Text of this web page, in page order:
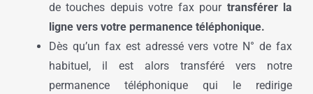
de touches depuis votre fax pour transférer la
ligne vers votre permanence téléphonique.
Dès qu’un fax est adressé vers votre N° de fax
habituel, il est alors transféré vers notre
permanence téléphonique qui le redirige